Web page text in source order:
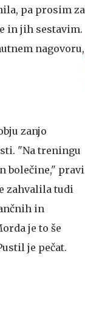
pa prosim za
in jih sestavim.
nagovoru,
zanjo
"Na treningu
bolečine," pravi
zahvalila tudi
in
je to še
je pečat.